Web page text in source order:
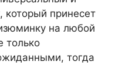
который принесет
на любой
только
тогда